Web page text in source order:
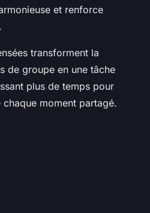
et renforce
transforment la
de groupe en une tâche
plus de temps pour
moment partagé.